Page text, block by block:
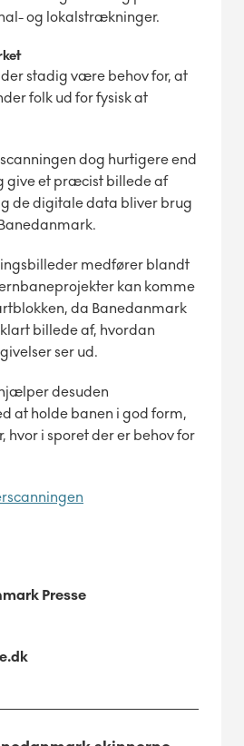
og lokalstrækninger.
stadig være behov for, at
folk ud for fysisk at
dog hurtigere end
give et præcist billede af
de digitale data bliver brug
medfører blandt
kan komme
da Banedanmark
billede af, hvordan
ser ud.
desuden
at holde banen i god form,
hvor i sporet der er behov for
Presse